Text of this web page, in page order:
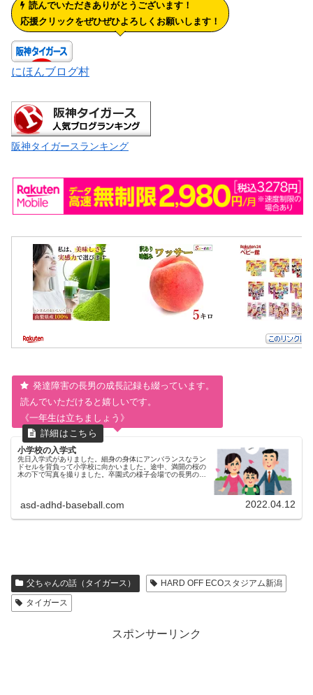
読んでいただきありがとうございます！
応援クリックをぜひぜひよろしくお願いします！
にほんブログ村
阪神タイガースランキング
発達障害の長男の成長記録も綴っています。
読んでいただけると嬉しいです。
《一年生は立ちましょう》
小学校の入学式
先日入学式がありました。細身の身体にアンバランスなラン
ドセルを背負って小学校に向かいました。途中、満開の桜の
木の下で写真を撮りました。卒園式の様子会場での長男の様
asd-adhd-baseball.com 2022.04.12
父ちゃんの話（タイガース）
HARD OFF ECOスタジアム新潟
タイガース
スポンサーリンク